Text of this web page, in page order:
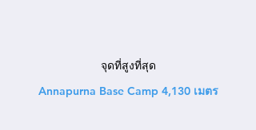
จุดที่สูงที่สุด
Annapurna Base Camp 4,130 เมตร